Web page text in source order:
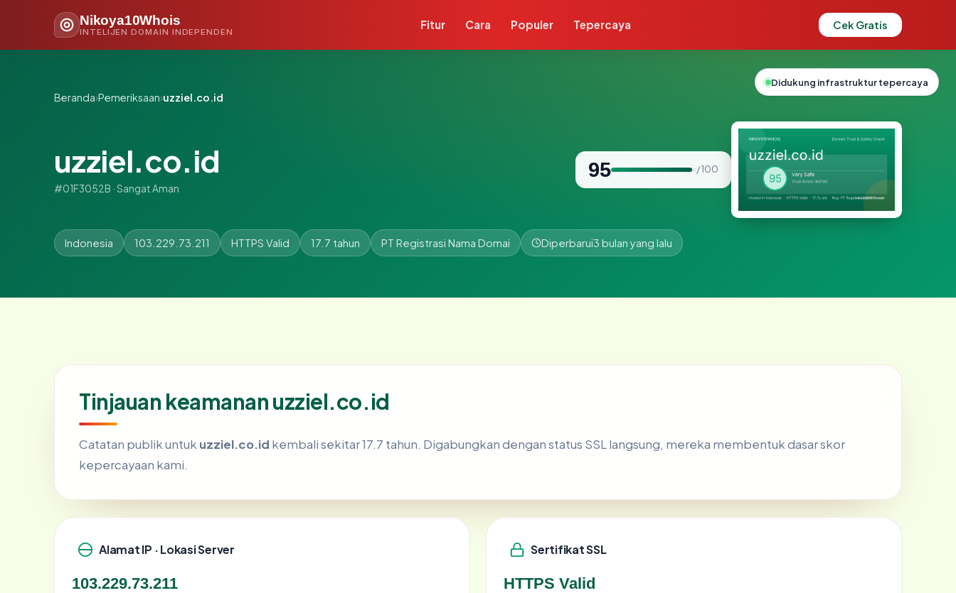
Nikoya10Whois
INTELIJEN DOMAIN INDEPENDEN
Fitur Cara Populer Tepercaya Cek Gratis
Beranda›Pemeriksaan›uzziel.co.id
uzziel.co.id
#01F3052B · Sangat Aman
95 / 100
Indonesia 103.229.73.211 HTTPS Valid 17.7 tahun PT Registrasi Nama Domai Diperbarui3 bulan yang lalu
Tinjauan keamanan uzziel.co.id
Catatan publik untuk uzziel.co.id kembali sekitar 17.7 tahun. Digabungkan dengan status SSL langsung, mereka membentuk dasar skor
kepercayaan kami.
Alamat IP · Lokasi Server
103.229.73.211
Sertifikat SSL
HTTPS Valid
Didukung infrastruktur tepercaya